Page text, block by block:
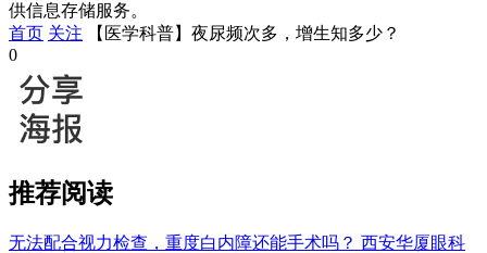
供信息存储服务。
首页 关注
【医学科普】夜尿频次多，增生知多少？
0
推荐阅读
无法配合视力检查，重度白内障还能手术吗？ 西安华厦眼科